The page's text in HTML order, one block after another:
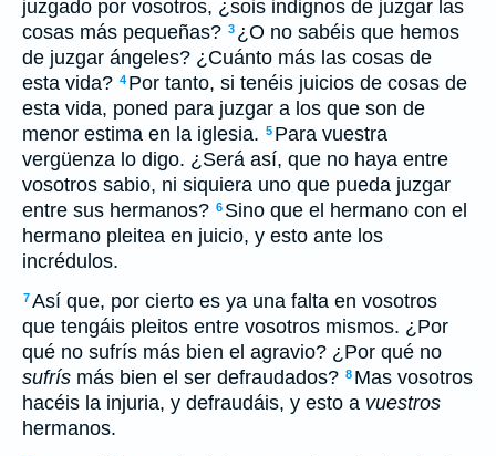
juzgado por vosotros, ¿sois indignos de juzgar las
cosas más pequeñas? 3 ¿O no sabéis que hemos
de juzgar ángeles? ¿Cuánto más las cosas de
esta vida? 4 Por tanto, si tenéis juicios de cosas de
esta vida, poned para juzgar a los que son de
menor estima en la iglesia. 5 Para vuestra
vergüenza lo digo. ¿Será así, que no haya entre
vosotros sabio, ni siquiera uno que pueda juzgar
entre sus hermanos? 6 Sino que el hermano con el
hermano pleitea en juicio, y esto ante los
incrédulos.
7Así que, por cierto es ya una falta en vosotros
que tengáis pleitos entre vosotros mismos. ¿Por
qué no sufrís más bien el agravio? ¿Por qué no
sufrís más bien el ser defraudados? 8 Mas vosotros
hacéis la injuria, y defraudáis, y esto a vuestros
hermanos.